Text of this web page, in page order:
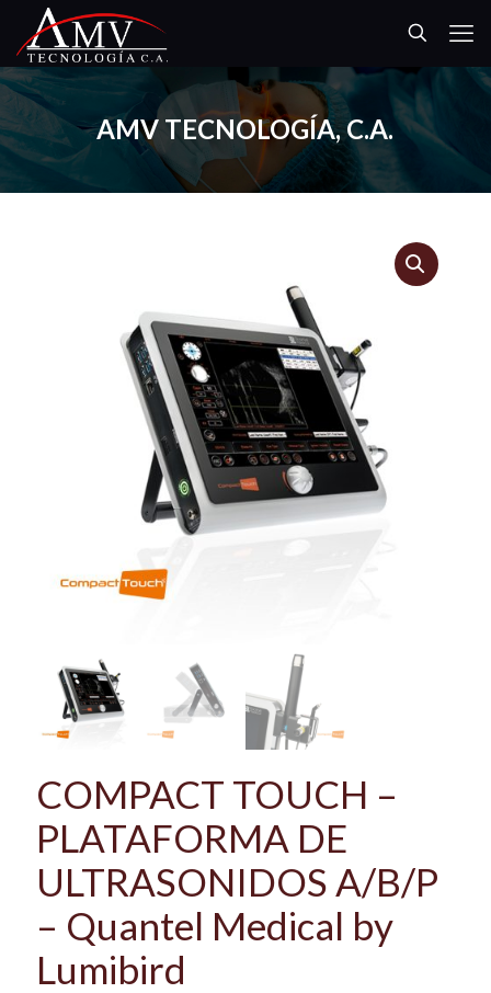
AMV TECNOLOGÍA, C.A.
COMPACT TOUCH –
PLATAFORMA DE
ULTRASONIDOS A/B/P
– Quantel Medical by
Lumibird